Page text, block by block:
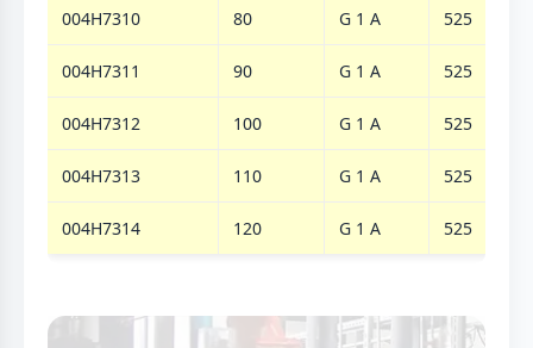
004H7310 80 G 1 A 525
004H7311 90 G 1 A 525
004H7312 100 G 1 A 525
004H7313 110 G 1 A 525
004H7314 120 G 1 A 525